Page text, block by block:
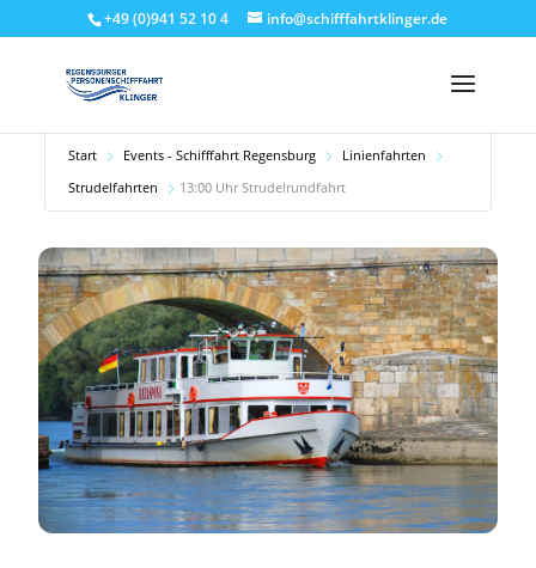
+49 (0)941 52 10 4 info@schifffahrtklinger.de
Start Events - Schifffahrt Regensburg
Linienfahrten
Strudelfahrten
13:00 Uhr Strudelrundfahrt